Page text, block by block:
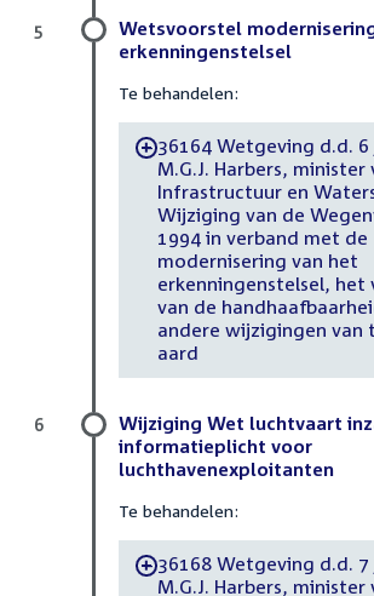
Wetsvoorstel
erkenningenstelsel
Te behandelen:
-36164 Wetgeving d.d. 6
M.G.J. Harbers, minister
Infrastructuur en
Wijziging van de
1994 in verband met de
modernisering van het
erkenningenstelsel, het
van de
andere wijzigingen van
aard
5
Wijziging Wet luchtvaart
informatieplicht voor
luchthavenexploitanten
Te behandelen:
-36168 Wetgeving d.d. 7
M.G.J. Harbers, minister
6